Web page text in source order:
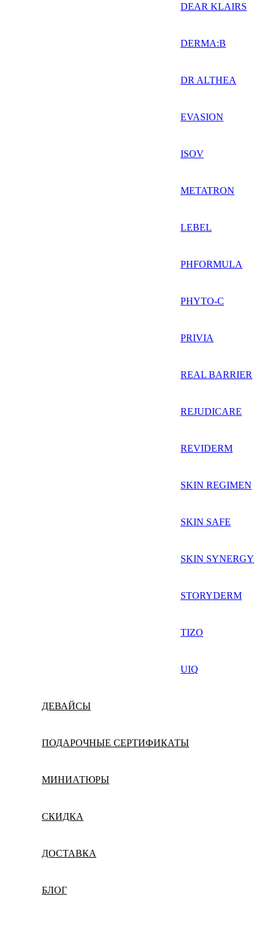
DEAR KLAIRS
DERMA:B
DR ALTHEA
EVASION
ISOV
METATRON
LEBEL
PHFORMULA
PHYTO-C
PRIVIA
REAL BARRIER
REJUDICARE
REVIDERM
SKIN REGIMEN
SKIN SAFE
SKIN SYNERGY
STORYDERM
TIZO
UIQ
ДЕВАЙСЫ
ПОДАРОЧНЫЕ СЕРТИФИКАТЫ
МИНИАТЮРЫ
СКИДКА
ДОСТАВКА
БЛОГ